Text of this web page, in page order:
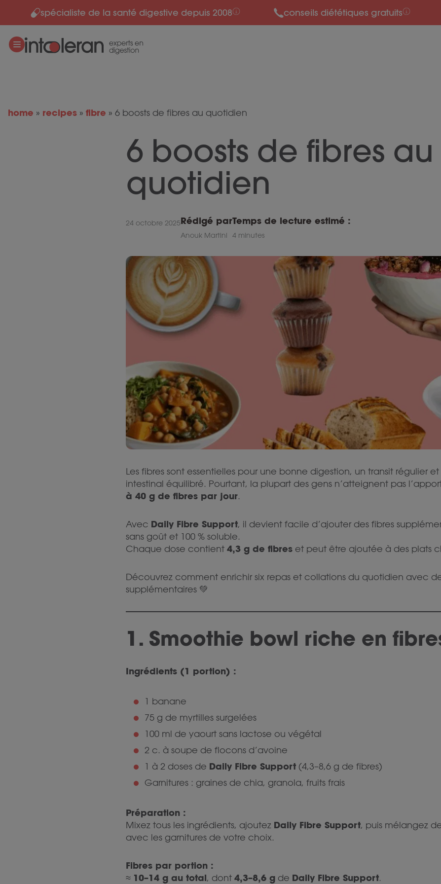
Skip to contentspécialiste de la santé digestive depuis 2008 conseils diététiques gratuits
home » recipes » fibre » 6 boosts de fibres au quotidien
6 boosts de fibres au
quotidien
24 octobre 2025Rédigé par
Anouk Martini
Temps de lecture estimé :
4 minutes
Les fibres sont essentielles pour une bonne digestion, un transit régulier
intestinal équilibré. Pourtant, la plupart des gens n’atteignent pas
à 40 g de fibres par jour.
Avec Daily Fibre Support, il devient facile d’ajouter des fibres
sans goût et 100 % soluble.
Chaque dose contient 4,3 g de fibres et peut être ajoutée à des plats
Découvrez comment enrichir six repas et collations du quotidien avec
supplémentaires 💚
1. Smoothie bowl riche en
Ingrédients (1 portion) :
1 banane
75 g de myrtilles surgelées
100 ml de yaourt sans lactose ou végétal
2 c. à soupe de flocons d’avoine
1 à 2 doses de Daily Fibre Support (4,3–8,6 g de fibres)
Garnitures : graines de chia, granola, fruits frais
Préparation :
Mixez tous les ingrédients, ajoutez Daily Fibre Support, puis mélangez
avec les garnitures de votre choix.
Fibres par portion :
≈ 10–14 g au total, dont 4,3–8,6 g de Daily Fibre Support.